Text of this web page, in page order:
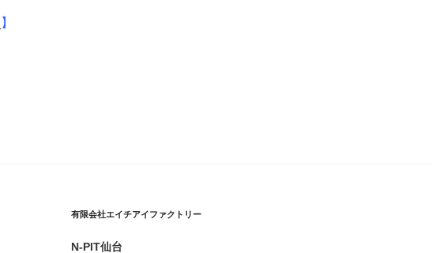
】
有限会社エイチアイファクトリー
N-PIT仙台